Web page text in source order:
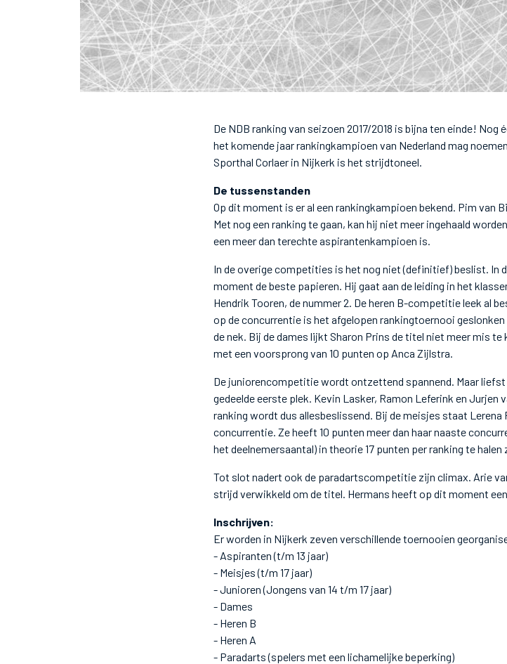
De NDB ranking van seizoen 2017/2018 is bijna ten einde!
het komende jaar rankingkampioen van Nederland mag
Sporthal Corlaer in Nijkerk is het strijdtoneel.
De tussenstanden
Op dit moment is er al een rankingkampioen bekend. Pim van
Met nog een ranking te gaan, kan hij niet meer ingehaald
een meer dan terechte aspirantenkampioen is.
In de overige competities is het nog niet (definitief) beslist. In
moment de beste papieren. Hij gaat aan de leiding in het
Hendrik Tooren, de nummer 2. De heren B-competitie leek al
op de concurrentie is het afgelopen rankingtoernooi
de nek. Bij de dames lijkt Sharon Prins de titel niet meer mis
met een voorsprong van 10 punten op Anca Zijlstra.
De juniorencompetitie wordt ontzettend spannend. Maar
gedeelde eerste plek. Kevin Lasker, Ramon Leferink en Jurjen
ranking wordt dus allesbeslissend. Bij de meisjes staat
concurrentie. Ze heeft 10 punten meer dan haar naaste
het deelnemersaantal) in theorie 17 punten per ranking te
Tot slot nadert ook de paradartscompetitie zijn climax. Arie
strijd verwikkeld om de titel. Hermans heeft op dit moment
Inschrijven:
Er worden in Nijkerk zeven verschillende toernooien
- Aspiranten (t/m 13 jaar)
- Meisjes (t/m 17 jaar)
- Junioren (Jongens van 14 t/m 17 jaar)
- Dames
- Heren B
- Heren A
- Paradarts (spelers met een lichamelijke beperking)